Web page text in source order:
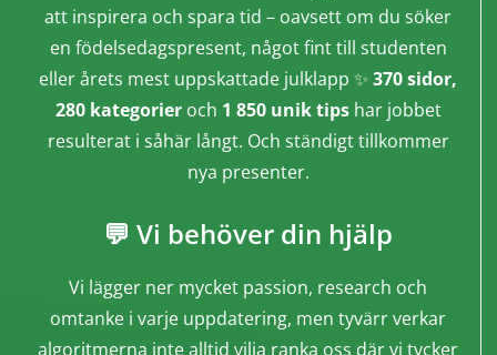
att inspirera och spara tid – oavsett om du söker
en födelsedagspresent, något fint till studenten
eller årets mest uppskattade julklapp ✨ 370 sidor,
280 kategorieroch 1 850 unik tipshar jobbet
resulterat i såhär långt. Och ständigt tillkommer
nya presenter.
💬 Vi behöver din hjälp
Vi lägger ner mycket passion, research och
omtanke i varje uppdatering, men tyvärr verkar
algoritmerna inte alltid vilja ranka oss där vi tycker